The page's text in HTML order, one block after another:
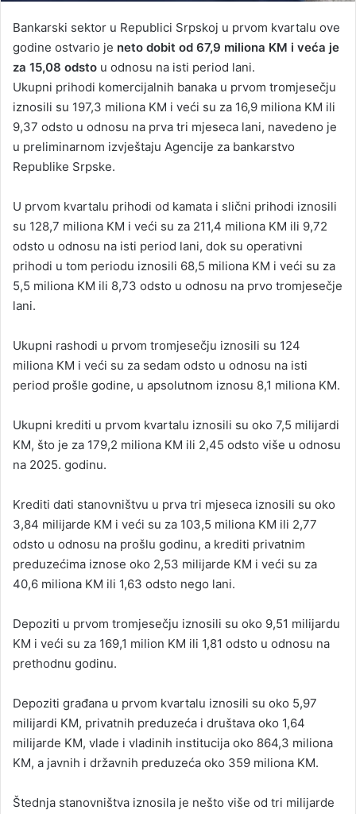
Bankarski sektor u Republici Srpskoj u prvom kvartalu ove
godine ostvario je neto dobit od 67,9 miliona KM i veća je
za 15,08 odsto u odnosu na isti period lani.
Ukupni prihodi komercijalnih banaka u prvom tromjesečju
iznosili su 197,3 miliona KM i veći su za 16,9 miliona KM ili
9,37 odsto u odnosu na prva tri mjeseca lani, navedeno je
u preliminarnom izvještaju Agencije za bankarstvo
Republike Srpske.
U prvom kvartalu prihodi od kamata i slični prihodi iznosili
su 128,7 miliona KM i veći su za 211,4 miliona KM ili 9,72
odsto u odnosu na isti period lani, dok su operativni
prihodi u tom periodu iznosili 68,5 miliona KM i veći su za
5,5 miliona KM ili 8,73 odsto u odnosu na prvo tromjesečje
lani.
Ukupni rashodi u prvom tromjesečju iznosili su 124
miliona KM i veći su za sedam odsto u odnosu na isti
period prošle godine, u apsolutnom iznosu 8,1 miliona KM.
Ukupni krediti u prvom kvartalu iznosili su oko 7,5 milijardi
KM, što je za 179,2 miliona KM ili 2,45 odsto više u odnosu
na 2025. godinu.
Krediti dati stanovništvu u prva tri mjeseca iznosili su oko
3,84 milijarde KM i veći su za 103,5 miliona KM ili 2,77
odsto u odnosu na prošlu godinu, a krediti privatnim
preduzećima iznose oko 2,53 milijarde KM i veći su za
40,6 miliona KM ili 1,63 odsto nego lani.
Depoziti u prvom tromjesečju iznosili su oko 9,51 milijardu
KM i veći su za 169,1 milion KM ili 1,81 odsto u odnosu na
prethodnu godinu.
Depoziti građana u prvom kvartalu iznosili su oko 5,97
milijardi KM, privatnih preduzeća i društava oko 1,64
milijarde KM, vlade i vladinih institucija oko 864,3 miliona
KM, a javnih i državnih preduzeća oko 359 miliona KM.
Štednja stanovništva iznosila je nešto više od tri milijarde